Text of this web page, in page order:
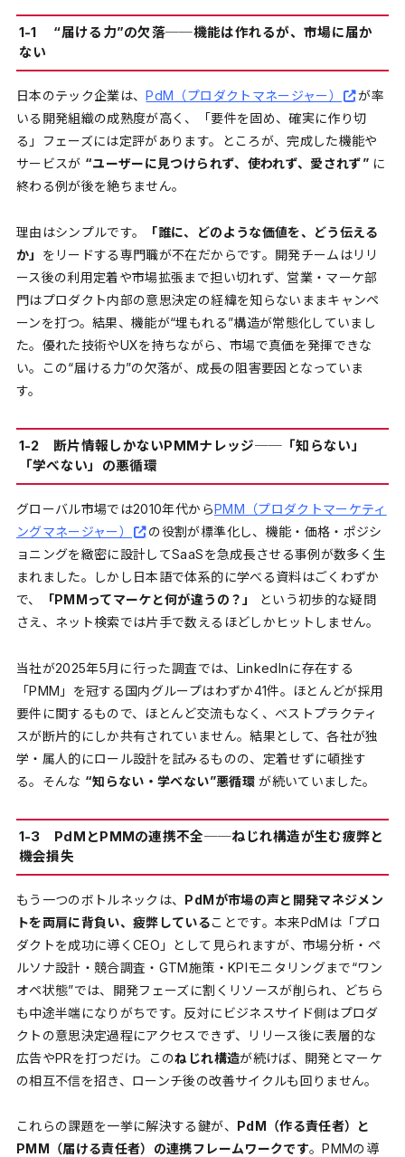
1-1 “届ける力”の欠落──機能は作れるが、市場に届か
ない
日本のテック企業は、PdM（プロダクトマネージャー）
が率
いる開発組織の成熟度が高く、「要件を固め、確実に作り切
る」フェーズには定評があります。ところが、完成した機能や
サービスが “ユーザーに見つけられず、使われず、愛されず” に
終わる例が後を絶ちません。
理由はシンプルです。
「誰に、どのような価値を、どう伝える
か」 をリードする専門職が不在だからです。開発チームはリリ
ース後の利用定着や市場拡張まで担い切れず、営業・マーケ部
門はプロダクト内部の意思決定の経緯を知らないままキャンペ
ーンを打つ。結果、機能が“埋もれる”構造が常態化していまし
た。優れた技術やUXを持ちながら、市場で真価を発揮できな
い。この“届ける力”の欠落が、成長の阻害要因となっていま
す。
1-2 断片情報しかないPMMナレッジ──「知らない」
「学べない」の悪循環
グローバル市場では2010年代からPMM（プロダクトマーケティ
ングマネージャー）
の役割が標準化し、機能・価格・ポジシ
ョニングを緻密に設計してSaaSを急成長させる事例が数多く生
まれました。しかし日本語で体系的に学べる資料はごくわずか
で、
「PMMってマーケと何が違うの？」
という初歩的な疑問
さえ、ネット検索では片手で数えるほどしかヒットしません。
当社が2025年5月に行った調査では、LinkedInに存在する
「PMM」を冠する国内グループはわずか41件。ほとんどが採用
要件に関するもので、ほとんど交流もなく、ベストプラクティ
スが断片的にしか共有されていません。結果として、各社が独
学・属人的にロール設計を試みるものの、定着せずに頓挫す
る。そんな “知らない・学べない”悪循環が続いていました。
1-3 PdMとPMMの連携不全──ねじれ構造が生む疲弊と
機会損失
もう一つのボトルネックは、 PdMが市場の声と開発マネジメン
トを両肩に背負い、疲弊していることです。本来PdMは「プロ
ダクトを成功に導くCEO」として見られますが、市場分析・ペ
ルソナ設計・競合調査・GTM施策・KPIモニタリングまで“ワン
オペ状態”では、開発フェーズに割くリソースが削られ、どちら
も中途半端になりがちです。反対にビジネスサイド側はプロダ
クトの意思決定過程にアクセスできず、リリース後に表層的な
広告やPRを打つだけ。このねじれ構造が続けば、開発とマーケ
の相互不信を招き、ローンチ後の改善サイクルも回りません。
これらの課題を一挙に解決する鍵が、
PdM（作る責任者）と
PMM（届ける責任者）の連携フレームワークです。PMMの導